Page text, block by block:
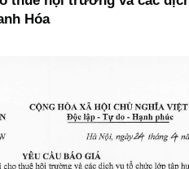
Hóa